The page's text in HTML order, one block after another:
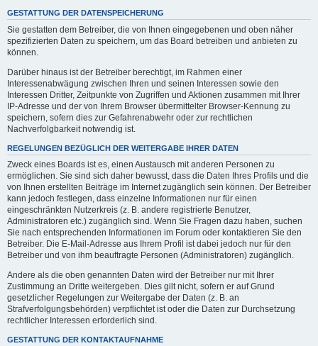
GESTATTUNG DER DATENSPEICHERUNG
Sie gestatten dem Betreiber, die von Ihnen eingegebenen und oben näher
spezifizierten Daten zu speichern, um das Board betreiben und anbieten zu
können.
Darüber hinaus ist der Betreiber berechtigt, im Rahmen einer
Interessenabwägung zwischen Ihren und seinen Interessen sowie den
Interessen Dritter, Zeitpunkte von Zugriffen und Aktionen zusammen mit Ihrer
IP-Adresse und der von Ihrem Browser übermittelter Browser-Kennung zu
speichern, sofern dies zur Gefahrenabwehr oder zur rechtlichen
Nachverfolgbarkeit notwendig ist.
REGELUNGEN BEZÜGLICH DER WEITERGABE IHRER DATEN
Zweck eines Boards ist es, einen Austausch mit anderen Personen zu
ermöglichen. Sie sind sich daher bewusst, dass die Daten Ihres Profils und die
von Ihnen erstellten Beiträge im Internet zugänglich sein können. Der Betreiber
kann jedoch festlegen, dass einzelne Informationen nur für einen
eingeschränkten Nutzerkreis (z. B. andere registrierte Benutzer,
Administratoren etc.) zugänglich sind. Wenn Sie Fragen dazu haben, suchen
Sie nach entsprechenden Informationen im Forum oder kontaktieren Sie den
Betreiber. Die E-Mail-Adresse aus Ihrem Profil ist dabei jedoch nur für den
Betreiber und von ihm beauftragte Personen (Administratoren) zugänglich.
Andere als die oben genannten Daten wird der Betreiber nur mit Ihrer
Zustimmung an Dritte weitergeben. Dies gilt nicht, sofern er auf Grund
gesetzlicher Regelungen zur Weitergabe der Daten (z. B. an
Strafverfolgungsbehörden) verpflichtet ist oder die Daten zur Durchsetzung
rechtlicher Interessen erforderlich sind.
GESTATTUNG DER KONTAKTAUFNAHME